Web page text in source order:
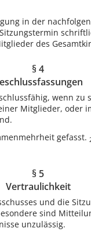
in der
des
§ 4
wenn zu
Mitglieder, oder
gefasst.
§ 5
Vertraulichkeit
und die
sind
unzulässig.